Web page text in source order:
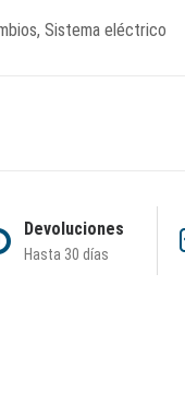
, Sistema eléctrico
Devoluciones
Hasta 30 días